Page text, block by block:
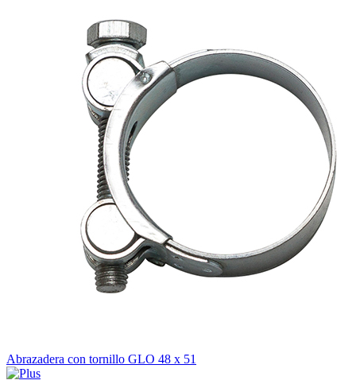
Abrazadera con tornillo GLO 48 x 51